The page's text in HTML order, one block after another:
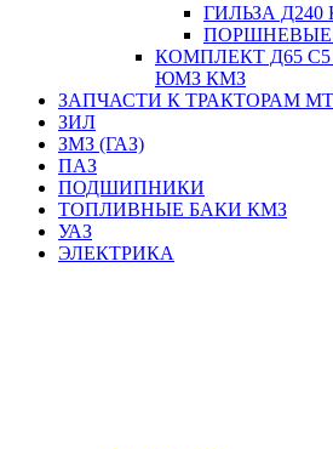
ГИЛЬЗА Д240
ПОРШНЕВЫЕ
КОМПЛЕКТ Д65
ЮМЗ КМЗ
ЗАПЧАСТИ К ТРАКТОРАМ
ЗИЛ
ЗМЗ (ГАЗ)
ПАЗ
ПОДШИПНИКИ
ТОПЛИВНЫЕ БАКИ КМЗ
УАЗ
ЭЛЕКТРИКА